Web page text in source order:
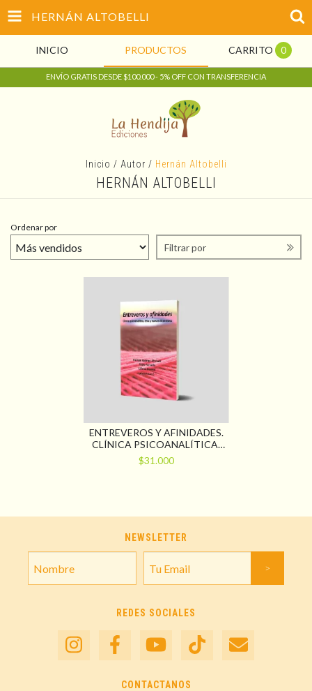
HERNÁN ALTOBELLI
INICIO PRODUCTOS CARRITO 0
ENVÍO GRATIS DESDE $100.000 - 5% OFF CON TRANSFERENCIA
Inicio / Autor / Hernán Altobelli
HERNÁN ALTOBELLI
Ordenar por
Filtrar por
ENTREVEROS Y AFINIDADES.
CLÍNICA PSICOANALÍTICA,
ÉTICA Y NUEVOS
DISPOSITIVOS
$31.000
NEWSLETTER
REDES SOCIALES
CONTACTANOS